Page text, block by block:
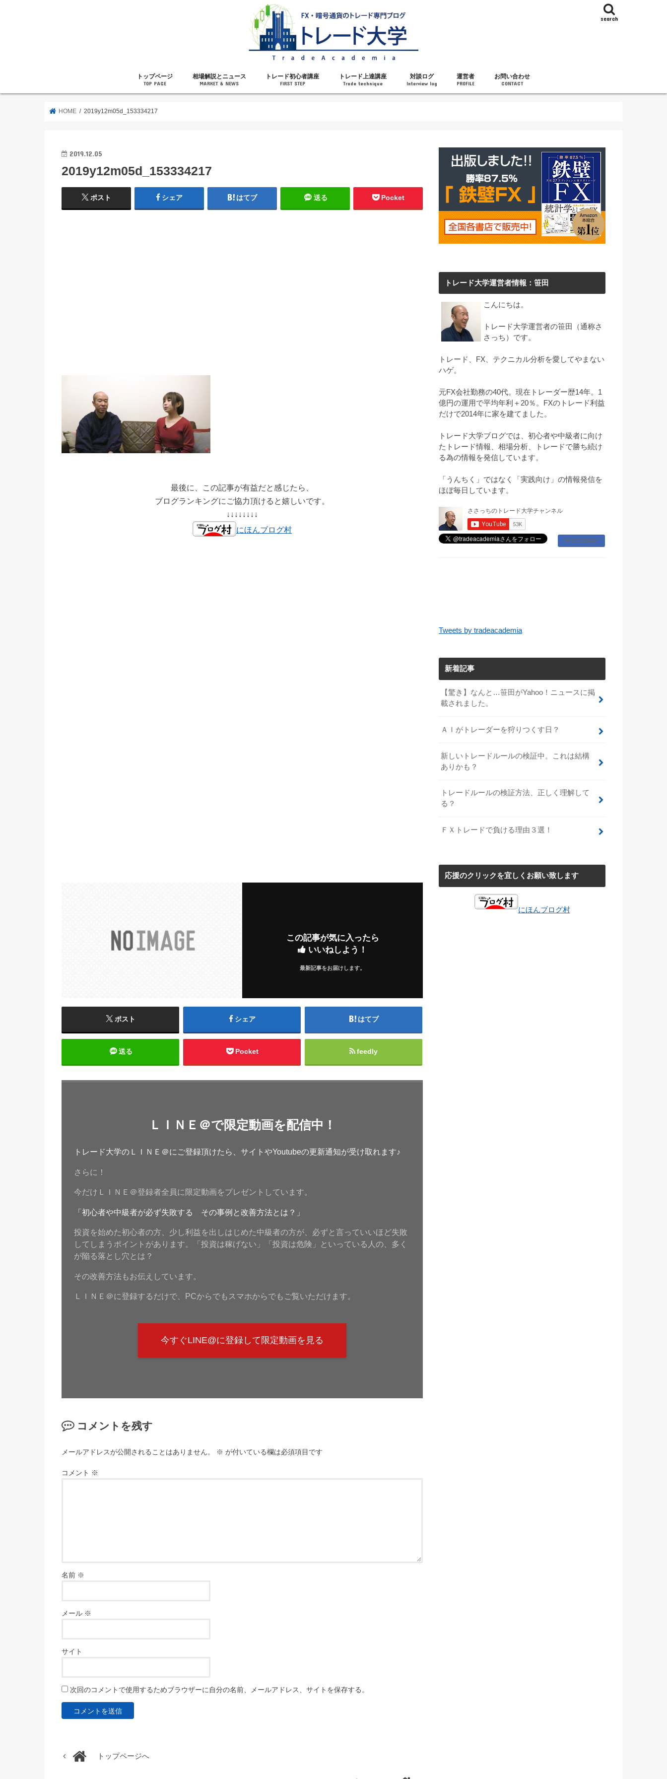
search
トップページ
TOP PAGE
相場解説とニュース
MARKET & NEWS
トレード初心者講座
FIRST STEP
トレード上達講座
Trade technique
対談ログ
Interview log
運営者
PROFILE
お問い合わせ
CONTACT
HOME 2019y12m05d_153334217
2019.12.05
2019y12m05d_153334217
ポスト シェア はてブ 送る Pocket
最後に、この記事が有益だと感じたら、
ブログランキングにご協力頂けると嬉しいです。
↓↓↓↓↓↓↓↓
にほんブログ村
この記事が気に入ったら
いいねしよう！
最新記事をお届けします。
ポスト シェア はてブ
送る Pocket feedly
ＬＩＮＥ＠で限定動画を配信中！
トレード大学のＬＩＮＥ＠にご登録頂けたら、サイトやYoutubeの更新通知が受け取れます♪
さらに！
今だけＬＩＮＥ＠登録者全員に限定動画をプレゼントしています。
「初心者や中級者が必ず失敗する その事例と改善方法とは？」
投資を始めた初心者の方、少し利益を出しはじめた中級者の方が、必ずと言っていいほど失敗
してしまうポイントがあります。「投資は稼げない」「投資は危険」といっている人の、多く
が陥る落とし穴とは？
その改善方法もお伝えしています。
ＬＩＮＥ＠に登録するだけで、PCからでもスマホからでもご覧いただけます。
今すぐLINE@に登録して限定動画を見る
コメントを残す
メールアドレスが公開されることはありません。 ※ が付いている欄は必須項目です
コメント ※
名前 ※
メール ※
サイト
次回のコメントで使用するためブラウザーに自分の名前、メールアドレス、サイトを保存する。
トップページへ
トレード大学運営者情報：笹田
こんにちは。
トレード大学運営者の笹田（通称さ
さっち）です。
トレード、FX、テクニカル分析を愛してやまない
ハゲ。
元FX会社勤務の40代。現在トレーダー歴14年。1
億円の運用で平均年利＋20％。FXのトレード利益
だけで2014年に家を建てました。
トレード大学ブログでは、初心者や中級者に向け
たトレード情報、相場分析、トレードで勝ち続け
る為の情報を発信しています。
「うんちく」ではなく「実践向け」の情報発信を
ほぼ毎日しています。
Facebook
Tweets by tradeacademia
新着記事
【驚き】なんと…笹田がYahoo！ニュースに掲
載されました。
ＡＩがトレーダーを狩りつくす日？
新しいトレードルールの検証中。これは結構
ありかも？
トレードルールの検証方法、正しく理解して
る？
ＦＸトレードで負ける理由３選！
応援のクリックを宜しくお願い致します
にほんブログ村